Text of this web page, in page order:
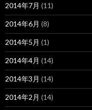
2014年7月 (11)
2014年6月 (8)
2014年5月 (1)
2014年4月 (14)
2014年3月 (14)
2014年2月 (14)